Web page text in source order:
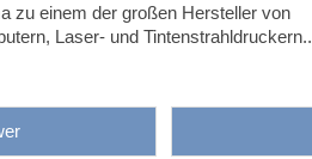
zu einem der großen Hersteller von
Laser- und